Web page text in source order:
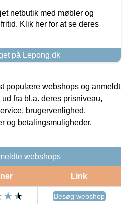
netbutik med møbler og
Klik her for at se deres
på Lepong.dk
populære webshops og anmeldt
fra bl.a. deres prisniveau,
brugervenlighed,
og betalingsmuligheder.
webshops
Link
Besøg webshop